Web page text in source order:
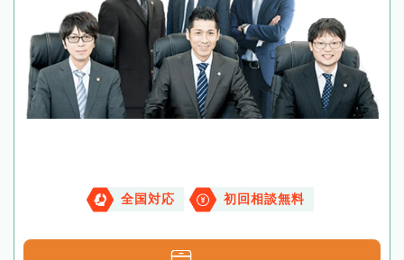
全国対応 初回相談無料